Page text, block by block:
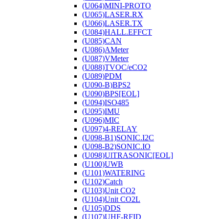
(U064)MINI-PROTO
(U065)LASER.RX
(U066)LASER.TX
(U084)HALL.EFFCT
(U085)CAN
(U086)AMeter
(U087)VMeter
(U088)TVOC/eCO2
(U089)PDM
(U090-B)BPS2
(U090)BPS[EOL]
(U094)ISO485
(U095)IMU
(U096)MIC
(U097)4-RELAY
(U098-B1)SONIC.I2C
(U098-B2)SONIC.IO
(U098)UlTRASONIC[EOL]
(U100)UWB
(U101)WATERING
(U102)Catch
(U103)Unit CO2
(U104)Unit CO2L
(U105)DDS
(U107)UHF-RFID